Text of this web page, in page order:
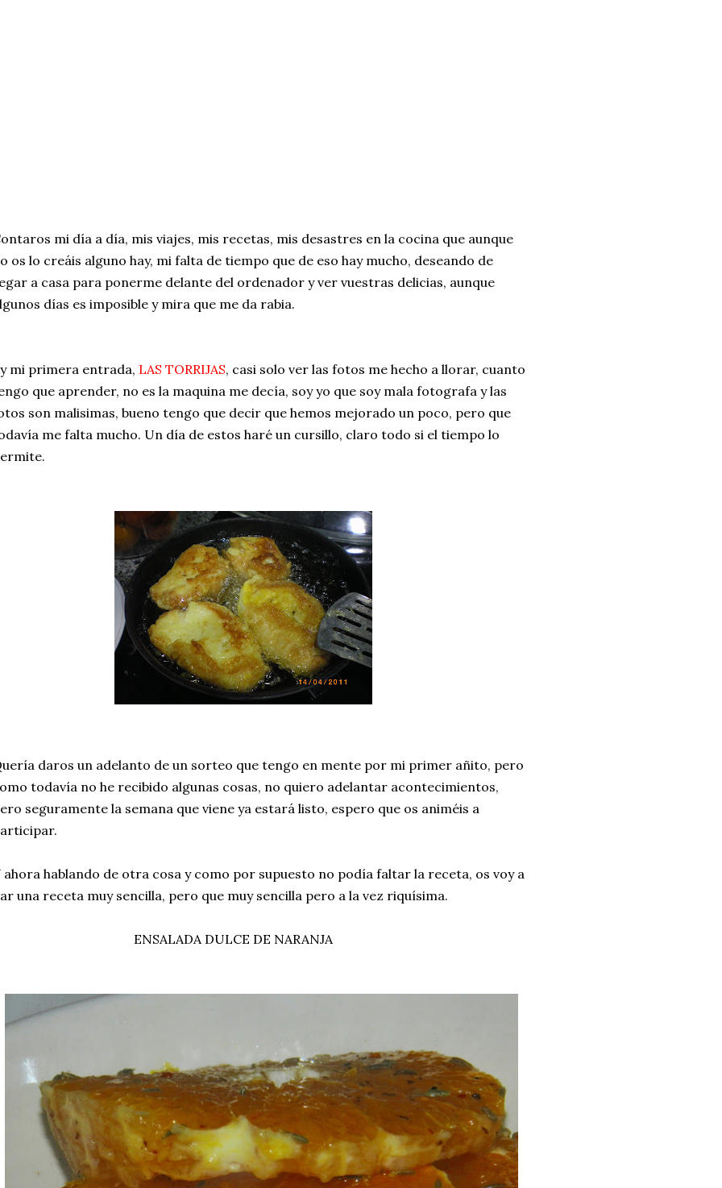
mi día a día, mis viajes, mis recetas, mis desastres en la cocina que aunque
os lo creáis alguno hay, mi falta de tiempo que de eso hay mucho, deseando de
a casa para ponerme delante del ordenador y ver vuestras delicias, aunque
días es imposible y mira que me da rabia.
mi primera entrada, LAS TORRIJAS, casi solo ver las fotos me hecho a llorar, cuanto
que aprender, no es la maquina me decía, soy yo que soy mala fotografa y las
son malisimas, bueno tengo que decir que hemos mejorado un poco, pero que
me falta mucho. Un día de estos haré un cursillo, claro todo si el tiempo lo
daros un adelanto de un sorteo que tengo en mente por mi primer añito, pero
todavía no he recibido algunas cosas, no quiero adelantar acontecimientos,
seguramente la semana que viene ya estará listo, espero que os animéis a
ahora hablando de otra cosa y como por supuesto no podía faltar la receta, os voy a
una receta muy sencilla, pero que muy sencilla pero a la vez riquísima.
DULCE DE NARANJA